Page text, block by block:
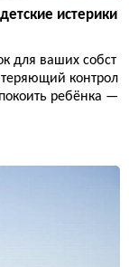
истерики
для ваших собст
контрол
ребёнка —